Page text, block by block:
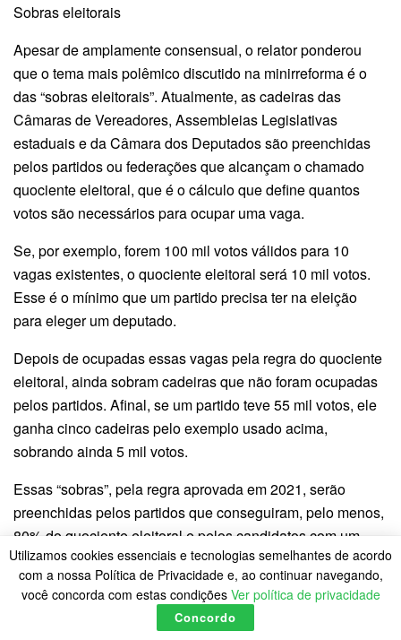
Sobras eleitorais
Apesar de amplamente consensual, o relator ponderou
que o tema mais polêmico discutido na minirreforma é o
das “sobras eleitorais”. Atualmente, as cadeiras das
Câmaras de Vereadores, Assembleias Legislativas
estaduais e da Câmara dos Deputados são preenchidas
pelos partidos ou federações que alcançam o chamado
quociente eleitoral, que é o cálculo que define quantos
votos são necessários para ocupar uma vaga.
Se, por exemplo, forem 100 mil votos válidos para 10
vagas existentes, o quociente eleitoral será 10 mil votos.
Esse é o mínimo que um partido precisa ter na eleição
para eleger um deputado.
Depois de ocupadas essas vagas pela regra do quociente
eleitoral, ainda sobram cadeiras que não foram ocupadas
pelos partidos. Afinal, se um partido teve 55 mil votos, ele
ganha cinco cadeiras pelo exemplo usado acima,
sobrando ainda 5 mil votos.
Essas “sobras”, pela regra aprovada em 2021, serão
preenchidas pelos partidos que conseguiram, pelo menos,
80% do quociente eleitoral e pelos candidatos com um
número mínimo de votos de 20% desse quociente.”
“Este é o assunto que não tem consenso no grupo de
trabalho nem no Colégio de Líderes, e vai ser decidido
Utilizamos cookies essenciais e tecnologias semelhantes de acordo
com a nossa Política de Privacidade e, ao continuar navegando,
você concorda com estas condições Ver política de privacidade
Concordo